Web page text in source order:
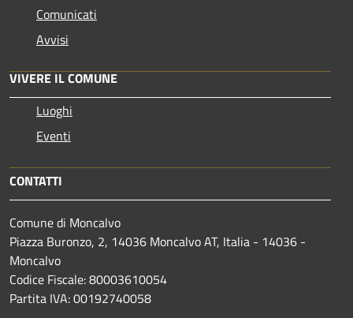
Comunicati
Avvisi
VIVERE IL COMUNE
Luoghi
Eventi
CONTATTI
Comune di Moncalvo
Piazza Buronzo, 2, 14036 Moncalvo AT, Italia - 14036 -
Moncalvo
Codice Fiscale: 80003610054
Partita IVA: 00192740058